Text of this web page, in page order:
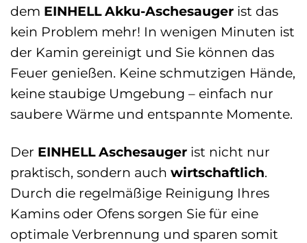
dem EINHELL Akku-Aschesauger ist das
kein Problem mehr! In wenigen Minuten ist
der Kamin gereinigt und Sie können das
Feuer genießen. Keine schmutzigen Hände,
keine staubige Umgebung – einfach nur
saubere Wärme und entspannte Momente.
Der EINHELL Aschesauger ist nicht nur
praktisch, sondern auch wirtschaftlich.
Durch die regelmäßige Reinigung Ihres
Kamins oder Ofens sorgen Sie für eine
optimale Verbrennung und sparen somit